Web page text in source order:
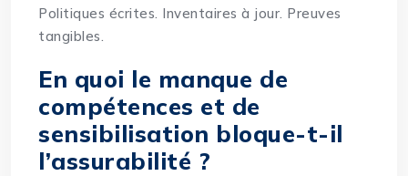
Politiques écrites. Inventaires à jour. Preuves
tangibles.
En quoi le manque de
compétences et de
sensibilisation bloque-t-il
l’assurabilité ?